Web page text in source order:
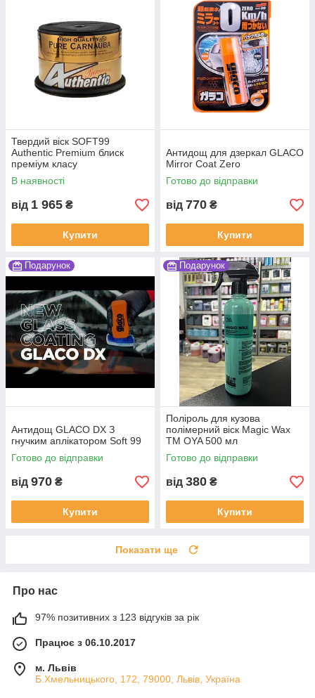
Твердий віск SOFT99
Authentic Premium блиск
преміум класу
В наявності
від 1 965 ₴
Купити
Антидощ для дзеркал GLACO
Mirror Coat Zero
Готово до відправки
від 770 ₴
Купити
Подарунок
Антидощ GLACO DX З
гнучким аплікатором Soft 99
Готово до відправки
від 970 ₴
Купити
Подарунок
Поліроль для кузова
полімерний віск Magic Wax
TM OYA 500 мл
Готово до відправки
від 380 ₴
Купити
Показати ще
Про нас
97% позитивних з 123 відгуків за рік
Працює з 06.10.2017
м. Львів
Б.Хмельницького, 172, 79000, Львів, Україна